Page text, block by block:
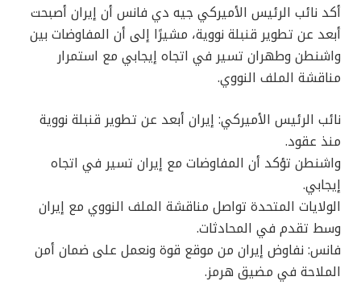
أكد نائب الرئيس الأميركي جيه دي فانس أن إيران أصبحت
أبعد عن تطوير قنبلة نووية، مشيرًا إلى أن المفاوضات بين
واشنطن وطهران تسير في اتجاه إيجابي مع استمرار
مناقشة الملف النووي.
نائب الرئيس الأميركي: إيران أبعد عن تطوير قنبلة نووية
منذ عقود.
واشنطن تؤكد أن المفاوضات مع إيران تسير في اتجاه
إيجابي.
الولايات المتحدة تواصل مناقشة الملف النووي مع إيران
وسط تقدم في المحادثات.
فانس: نفاوض إيران من موقع قوة ونعمل على ضمان أمن
الملاحة في مضيق هرمز.